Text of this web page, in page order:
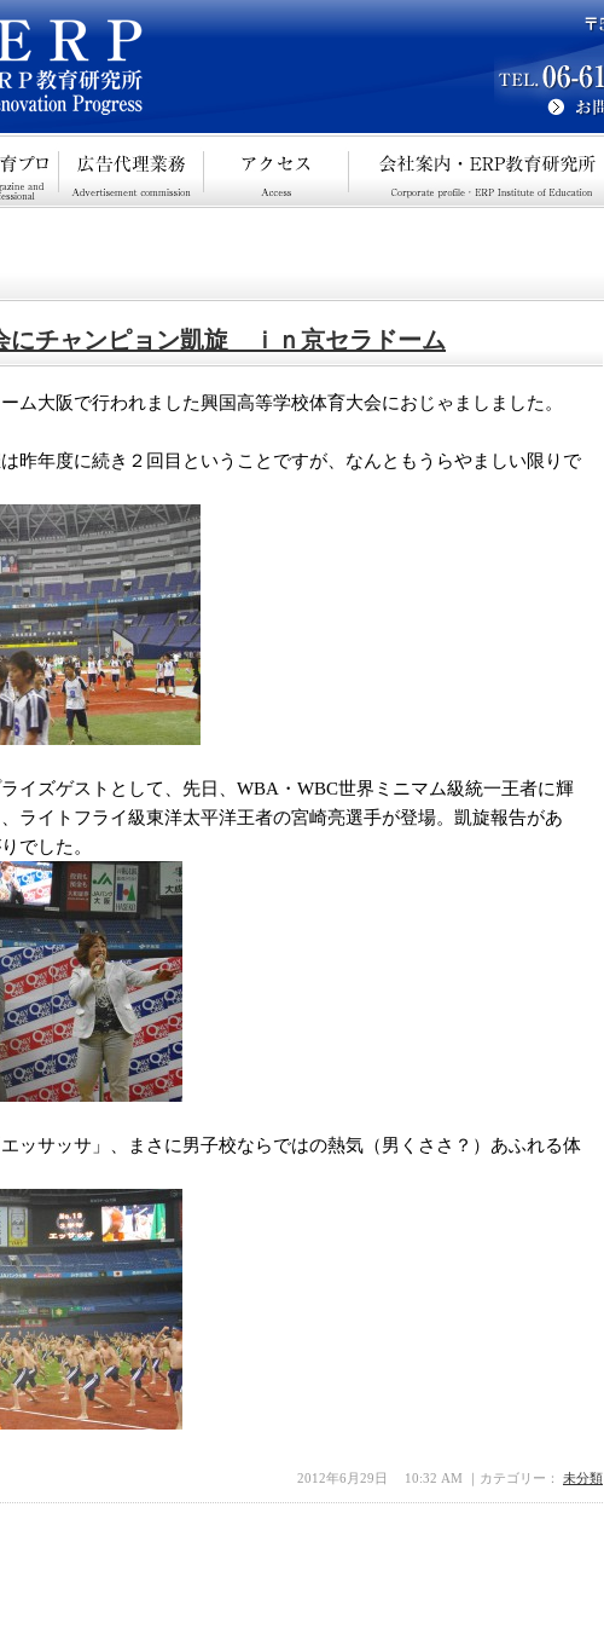
にチャンピョン凱旋 ｉｎ京セラドーム
ム大阪で行われました興国高等学校体育大会におじゃましました。
昨年度に続き２回目ということですが、なんともうらやましい限りで
イズゲストとして、先日、WBA・WBC世界ミニマム級統一王者に輝
ライトフライ級東洋太平洋王者の宮崎亮選手が登場。凱旋報告があ
でした。
ッサッサ」、まさに男子校ならではの熱気（男くささ？）あふれる体
2012年6月29日 10:32 AM ｜カテゴリー： 未分類